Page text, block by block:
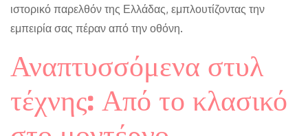
ιστορικό παρελθόν της Ελλάδας, εμπλουτίζοντας την
εμπειρία σας πέραν από την οθόνη.
Αναπτυσσόμενα στυλ
τέχνης: Από το κλασικό